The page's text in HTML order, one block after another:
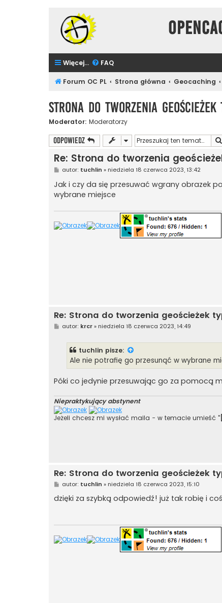
Więcej… FAQ
Forum OC PL Strona główna Geocaching
Strona do tworzenia
Moderator: Moderatorzy
ODPOWIEDZ
Re: Strona do tworzenia
P
s
t
autor: tuchlin » niedziela 18 czerwca 2023, 13:42
Jak i czy da się przesuwać wgrany obrazek
wybrane miejsce
Re: Strona do tworzenia geościeżek
Pautor: krcr» niedziela 18 czerwca 2023, 14:49
tuchlin pisze:
Ale nie potrafię go przesunąć w wybrane
Póki co jedynie przesuwając go za pomocą
Niepraktykujący abstynent
Jeżeli chcesz mi wysłać maila - w temacie umieść "
Re: Strona do tworzenia geościeżek
P
s
t
autor: tuchlin » niedziela 18 czerwca 2023, 15:10
dzięki za szybką odpowiedź! już tak robię i